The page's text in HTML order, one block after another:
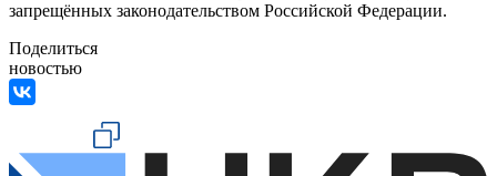
запрещённых законодательством Российской Федерации.
Поделиться
новостью